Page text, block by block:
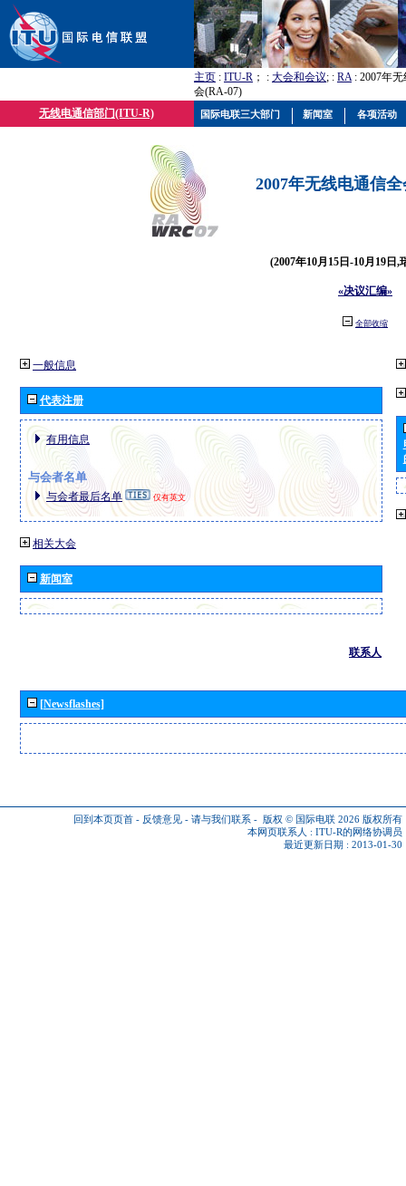
主页 : ITU-R ； : 大会和会议; : RA: 2007年
会(RA-07)
无线电通信部门(ITU-R)
2007年无线电通信
(2007年10月15日-10月19日,
«决议汇编»
全部收缩
一般信息
代表注册
有用信息
与会者名单
与会者最后名单 仅有英文
相关大会
新闻室
联系人
[Newsflashes]
回到本页页首 - 反馈意见 - 请与我们联系 - 版权 © 国际电联 2026 版权所有
本网页联系人 : ITU-R的网络协调员
最近更新日期 : 2013-01-30
国际电联三大部门 新闻室 各项活动